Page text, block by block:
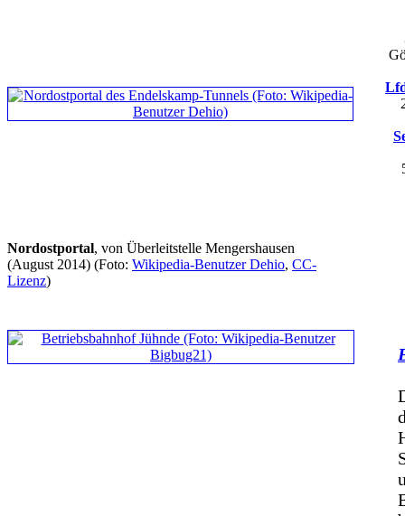
Nordostportal, von Überleitstelle Mengershausen
(August 2014) (Foto: Wikipedia-Benutzer Dehio, CC-
Lizenz)